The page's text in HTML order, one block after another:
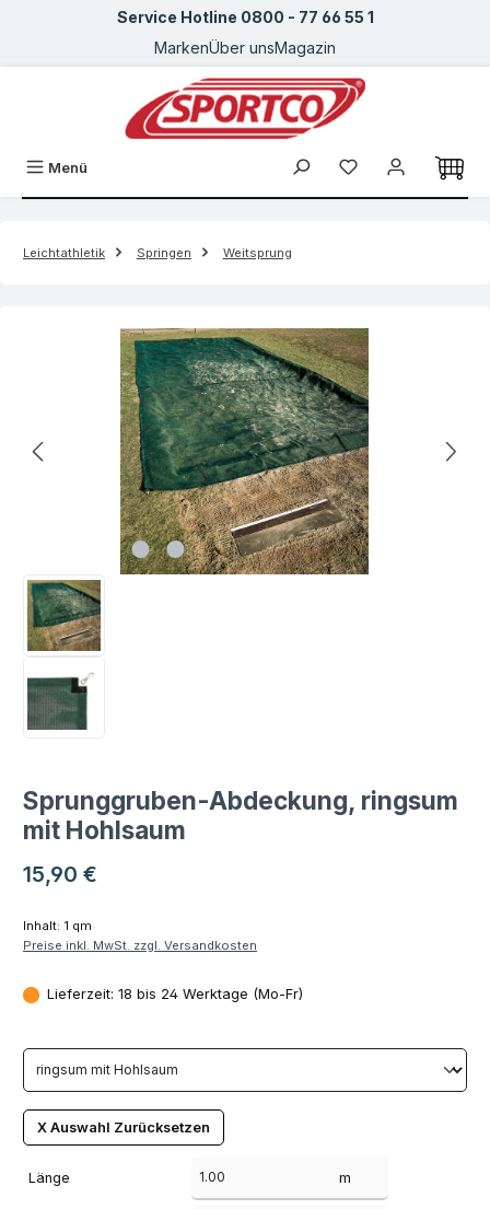
Zum Hauptinhalt springenService Hotline 0800 - 77 66 55 1
MarkenÜber unsMagazin
Menü
Leichtathletik Springen Weitsprung
Bildergalerie überspringen
Sprunggruben-Abdeckung, ringsum
mit Hohlsaum
Regulärer Preis:
15,90 €
Inhalt: 1 qm
Preise inkl. MwSt. zzgl. Versandkosten
Lieferzeit: 18 bis 24 Werktage (Mo-Fr)
X Auswahl Zurücksetzen
Länge m